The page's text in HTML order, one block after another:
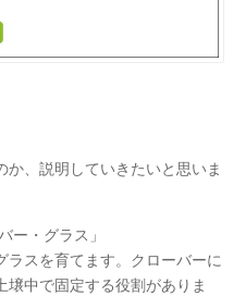
、説明していきたいと思いま
・グラス」
スを育てます。クローバーに
壌中で固定する役割がありま